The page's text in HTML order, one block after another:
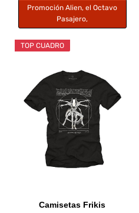
Promoción Alien, el Octavo
Pasajero,
TOP CUADRO
Camisetas Frikis